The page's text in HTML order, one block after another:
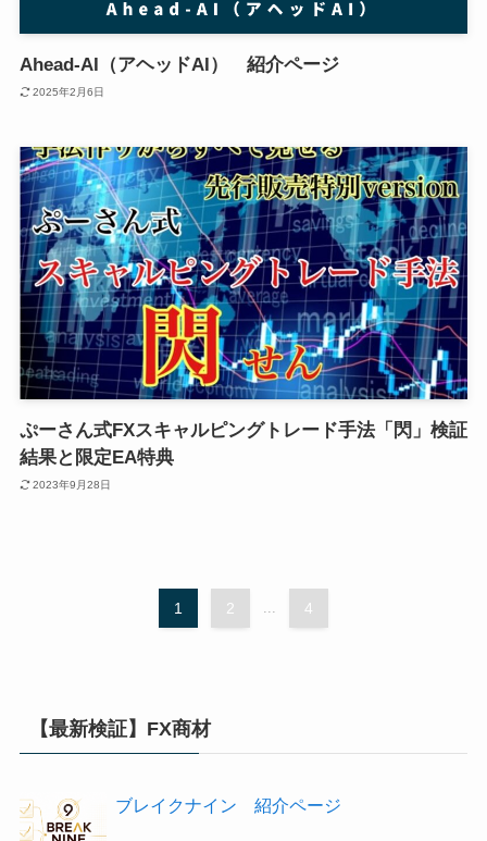
Ahead-AI（アヘッドAI） 紹介ページ
2025年2月6日
ぷーさん式FXスキャルピングトレード手法「閃」検証
結果と限定EA特典
2023年9月28日
1 2 ... 4
【最新検証】FX商材
ブレイクナイン 紹介ページ